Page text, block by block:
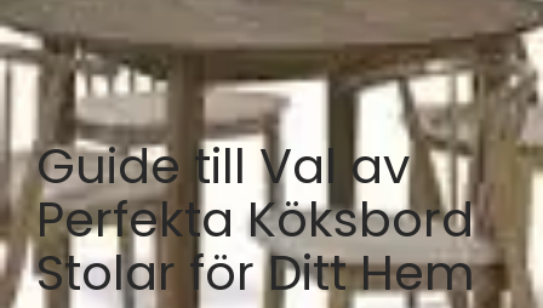
Guide till Val av
Perfekta Köksbord
Stolar för Ditt Hem